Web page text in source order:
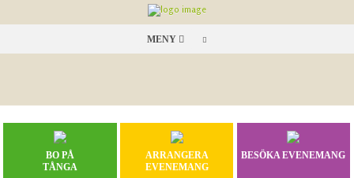
MENY
BO PÅ
TÅNGA
ARRANGERA
EVENEMANG
BESÖKA EVENEMANG